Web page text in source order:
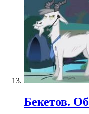
Бекетов.